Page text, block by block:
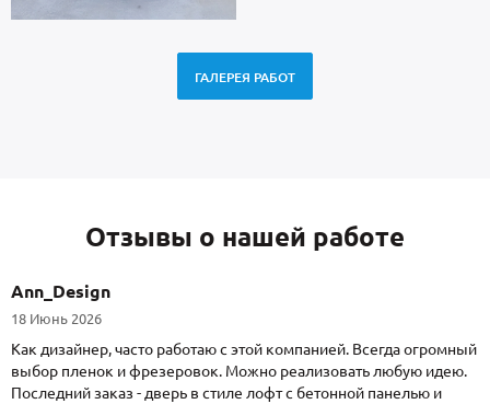
ГАЛЕРЕЯ РАБОТ
Отзывы о нашей работе
Ann_Design
18 Июнь 2026
Как дизайнер, часто работаю с этой компанией. Всегда огромный
выбор пленок и фрезеровок. Можно реализовать любую идею.
Последний заказ - дверь в стиле лофт с бетонной панелью и